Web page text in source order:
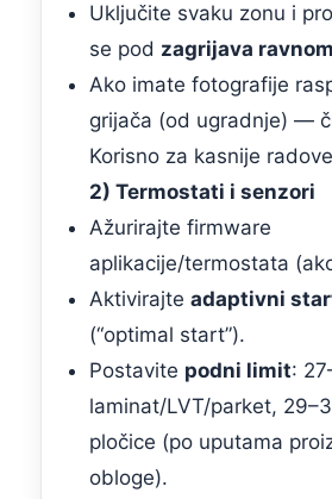
Uključite svaku zonu i
se pod zagrijava
Ako imate fotografije
grijača (od ugradnje) —
Korisno za kasnije
2) Termostati i senzori
Ažurirajte firmware
aplikacije/termostata
Aktivirajte adaptivni
(“optimal start”).
Postavite podni limit:
laminat/LVT/parket,
pločice (po uputama
obloge).